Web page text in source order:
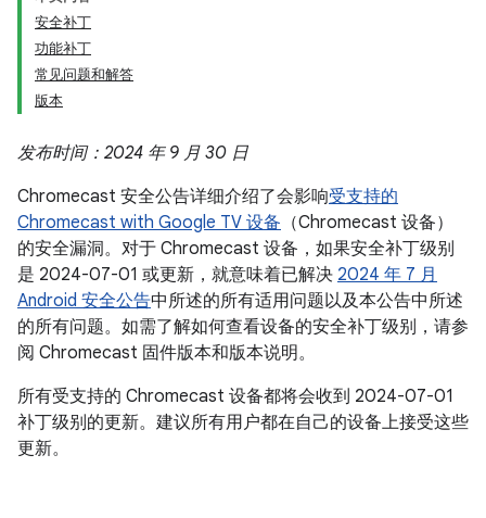
安全补丁
功能补丁
常见问题和解答
版本
发布时间：2024 年 9 月 30 日
Chromecast 安全公告详细介绍了会影响受支持的
Chromecast with Google TV 设备 （Chromecast 设备）
的安全漏洞。对于 Chromecast 设备，如果安全补丁级别
是 2024-07-01 或更新，就意味着已解决 2024 年 7 月
Android 安全公告中所述的所有适用问题以及本公告中所述
的所有问题。如需了解如何查看设备的安全补丁级别，请参
阅 Chromecast 固件版本和版本说明。
所有受支持的 Chromecast 设备都将会收到 2024-07-01
补丁级别的更新。建议所有用户都在自己的设备上接受这些
更新。